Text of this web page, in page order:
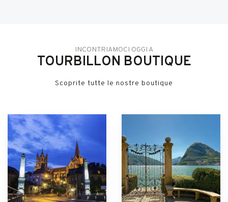
INCONTRIAMOCI OGGI A
TOURBILLON BOUTIQUE
Scoprite tutte le nostre boutique